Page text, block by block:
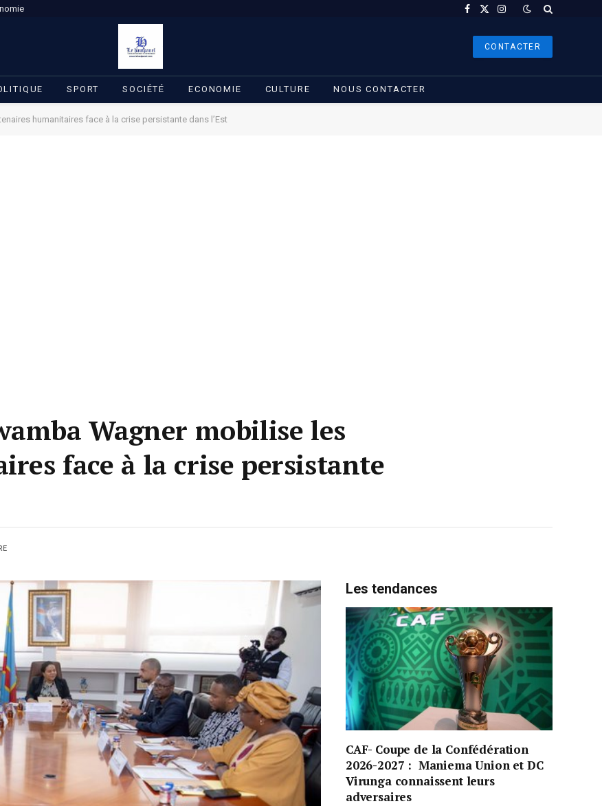
Facebook
X
Instagram
CONTACTER
SPORT SOCIÉTÉ ECONOMIE CULTURE NOUS CONTACTER
humanitaires face à la crise persistante dans l’Est
Wagner mobilise les
face à la crise persistante
Les tendances
CAF- Coupe de la Confédération
2026-2027 : Maniema Union et DC
Virunga connaissent leurs
adversaires